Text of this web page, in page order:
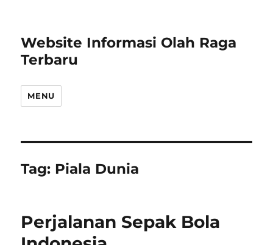
Website Informasi Olah Raga
Terbaru
MENU
Tag: Piala Dunia
Perjalanan Sepak Bola